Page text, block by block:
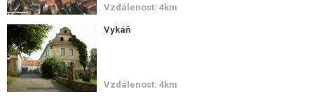
Vzdálenost: 4km
Vykáň
Vzdálenost: 4km